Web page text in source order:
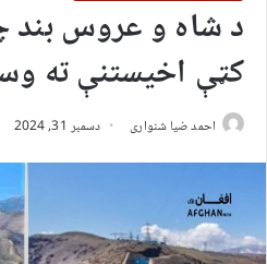
د شاه و عروس بند
کټې اخیستنې ته
احمد ضیا شنواری دسمبر 31, 2024